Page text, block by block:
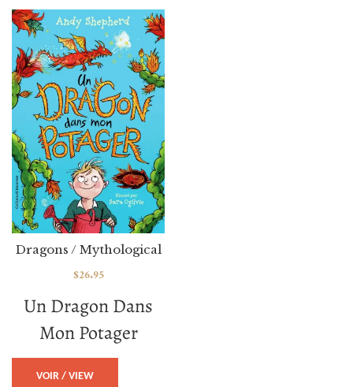
Un Dragon Dans
Mon Potager
Dragons / Mythological
$26.95
VOIR / VIEW